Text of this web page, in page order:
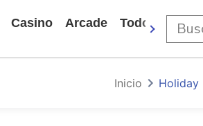
Casino Arcade Todos Los
Inicio Holiday